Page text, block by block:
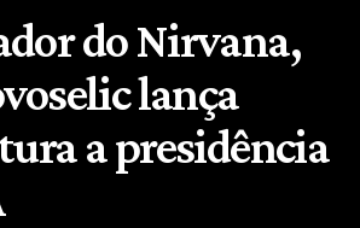
do Nirvana,
lança
a presidência